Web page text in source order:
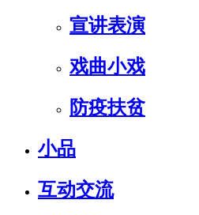
宣讲表演
戏曲小戏
防疫扶贫
小品
互动交流